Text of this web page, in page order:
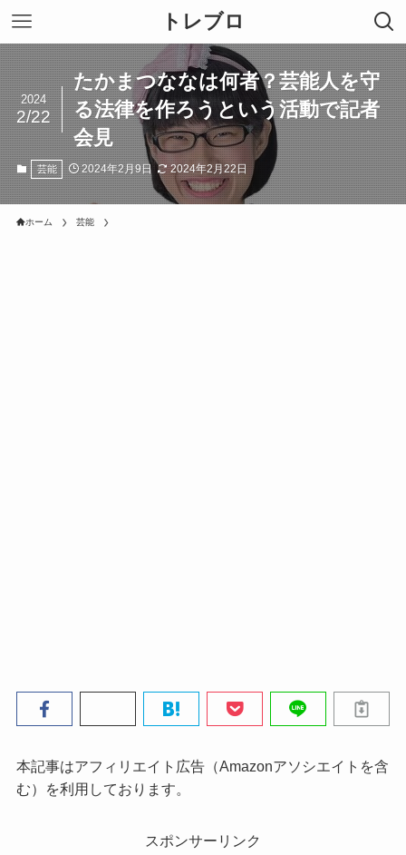
トレブロ
たかまつななは何者？芸能人を守
る法律を作ろうという活動で記者
会見
2024
2/22
芸能 2024年2月9日 2024年2月22日
ホーム 芸能
本記事はアフィリエイト広告（Amazonアソシエイトを含
む）を利用しております。
スポンサーリンク